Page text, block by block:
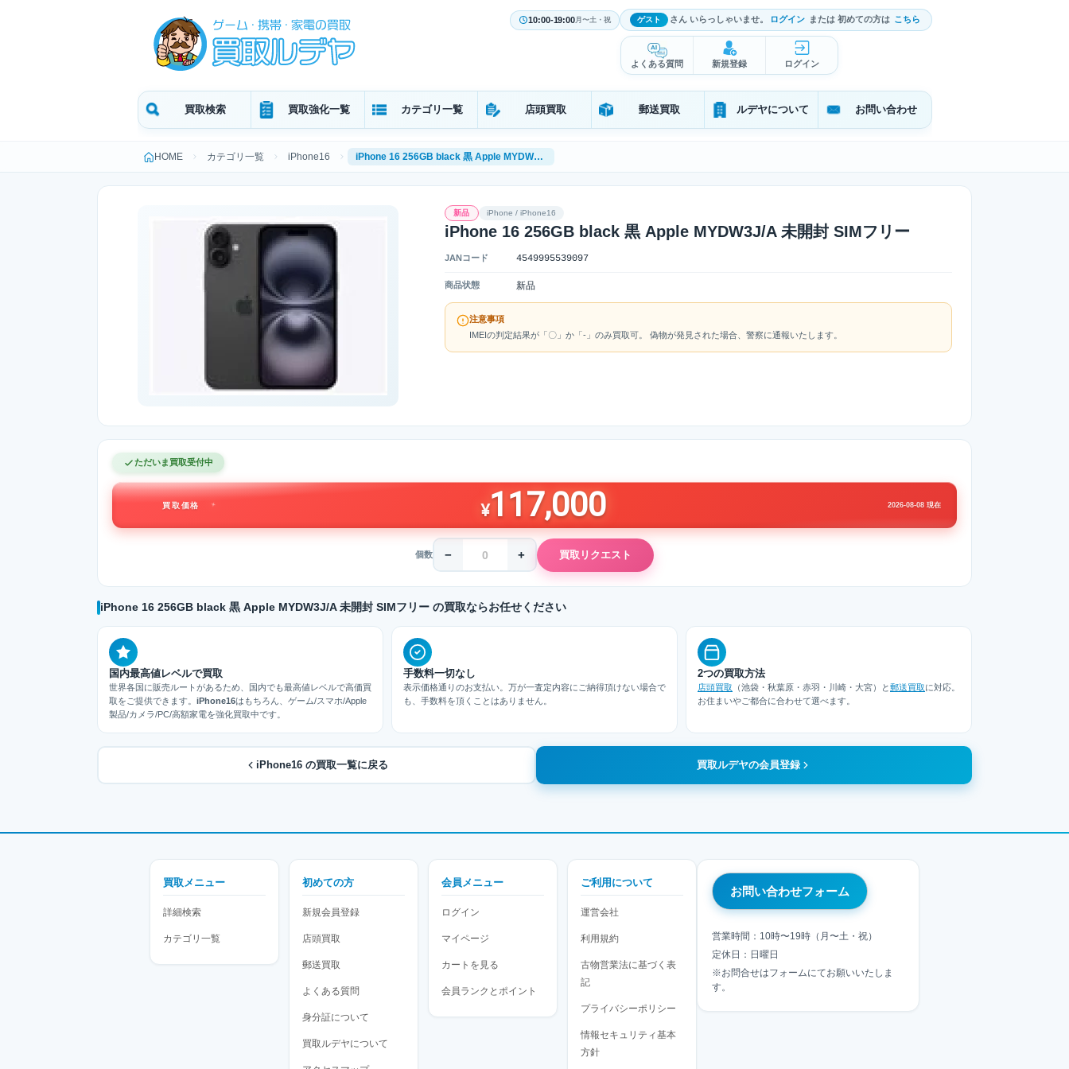
10:00-19:00月〜土・祝 ゲスト さん いらっしゃいませ。 ログイン または 初めての方は こちら
よくある質問 新規登録 ログイン
買取検索 買取強化一覧 カテゴリ一覧 店頭買取 郵送買取 ルデヤについて お問い合わせ
HOME カテゴリ一覧 iPhone16 iPhone 16 256GB black 黒 Apple MYDW3J/A 未開封 SIMフリー
新品 iPhone / iPhone16
iPhone 16 256GB black 黒 Apple MYDW3J/A 未開封 SIMフリー
JANコード 4549995539097
商品状態 新品
注意事項
IMEIの判定結果が「〇」か「-」のみ買取可。 偽物が発見された場合、警察に通報いたします。
ただいま買取受付中
買取価格 ¥117,000 2026-08-08 現在
個数 − + 買取リクエスト
iPhone 16 256GB black 黒 Apple MYDW3J/A 未開封 SIMフリー の買取ならお任せください
国内最高値レベルで買取
世界各国に販売ルートがあるため、国内でも最高値レベルで高価買
取をご提供できます。 iPhone16はもちろん、ゲーム/スマホ/Apple
製品/カメラ/PC/高額家電を強化買取中です。
手数料一切なし
表示価格通りのお支払い。万が一査定内容にご納得頂けない場合で
も、手数料を頂くことはありません。
2つの買取方法
店頭買取 （池袋・秋葉原・赤羽・川崎・大宮）と郵送買取に対応。
お住まいやご都合に合わせて選べます。
iPhone16 の買取一覧に戻る 買取ルデヤの会員登録
買取メニュー
詳細検索
カテゴリ一覧
初めての方
新規会員登録
店頭買取
郵送買取
よくある質問
身分証について
買取ルデヤについて
会員メニュー
ログイン
マイページ
カートを見る
会員ランクとポイント
ご利用について
運営会社
利用規約
古物営業法に基づく表
記
プライバシーポリシー
情報セキュリティ基本
方針
お問い合わせフォーム
営業時間：10時〜19時（月〜土・祝）
定休日：日曜日
※お問合せはフォームにてお願いいたしま
す。